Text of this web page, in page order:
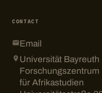
CONTACT
Email
Universität Bayreuth
Forschungszentrum
für Afrikastudien